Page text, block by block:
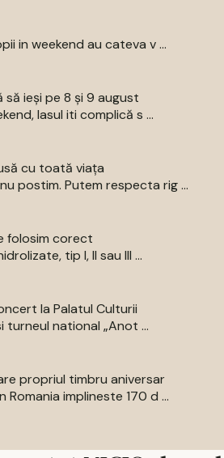
in weekend au cateva v ...
să ieși pe 8 și 9 august
Iasul iti complică s ...
cu toată viața
postim. Putem respecta rig ...
folosim corect
tip I, II sau III ...
la Palatul Culturii
turneul national „Anot ...
propriul timbru aniversar
implineste 170 d ...